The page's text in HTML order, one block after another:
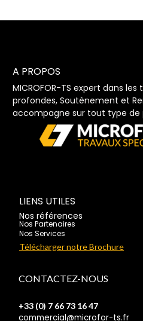
A PROPOS
MICROFOR-TS expert dans
profondes, Soutènement et
accompagne sur tout type de
LIENS UTILES
Nos références
Nos Partenaires
Nos Services
Télécharger notre Brochure
CONTACTEZ-NOUS
+33 (0) 7 66 73 16 47
commercial@microfor-ts.fr